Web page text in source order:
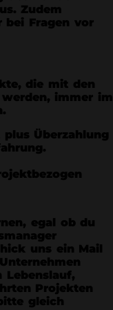
Zudem
bei Fragen vor
die mit den
immer im
Überzahlung
egal ob du
uns ein Mail
Lebenslauf,
Projekten
gleich